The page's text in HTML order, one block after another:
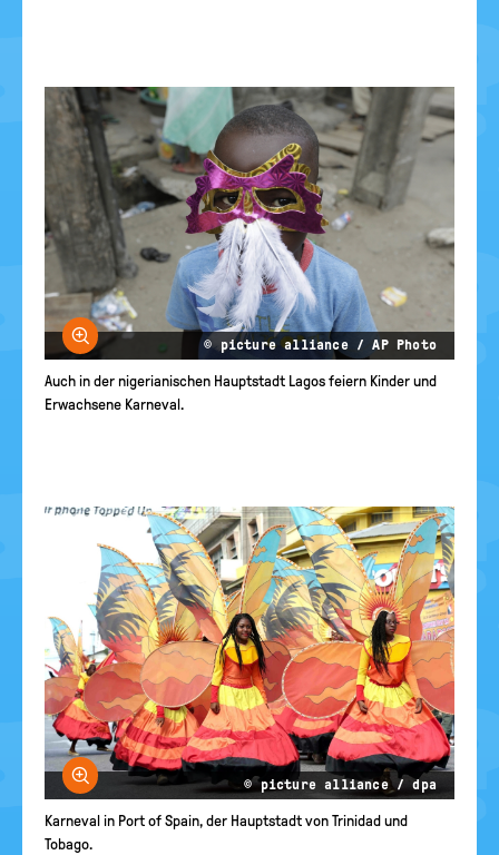
Bild vergrößern
© picture alliance / AP Photo
Auch in der nigerianischen Hauptstadt Lagos feiern Kinder und
Erwachsene Karneval.
Bild vergrößern
© picture alliance / dpa
Karneval in Port of Spain, der Hauptstadt von Trinidad und
Tobago.